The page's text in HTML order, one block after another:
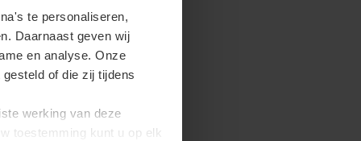
te personaliseren,
Daarnaast geven wij
en analyse. Onze
of die zij tijdens
werking van deze
toestemming kunt u op elk